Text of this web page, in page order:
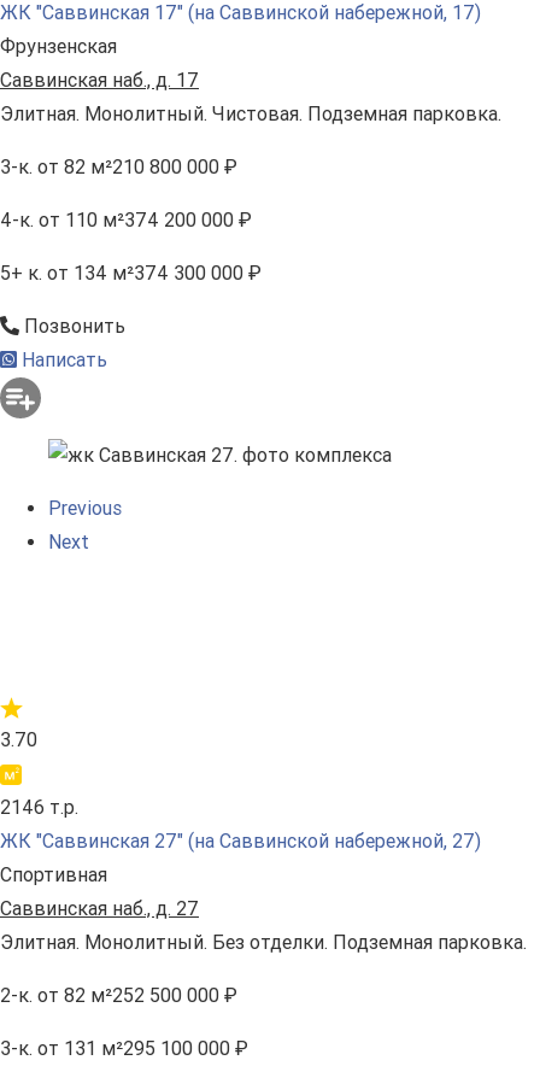
ЖК "Саввинская 17" (на Саввинской набережной, 17)
Фрунзенская
Саввинская наб., д. 17
Элитная. Монолитный. Чистовая. Подземная парковка.
3-к. от 82 м²210 800 000 ₽
4-к. от 110 м²374 200 000 ₽
5+ к. от 134 м²374 300 000 ₽
Позвонить
Написать
Previous
Next
3.70
2146 т.р.
ЖК "Саввинская 27" (на Саввинской набережной, 27)
Спортивная
Саввинская наб., д. 27
Элитная. Монолитный. Без отделки. Подземная парковка.
2-к. от 82 м²252 500 000 ₽
3-к. от 131 м²295 100 000 ₽